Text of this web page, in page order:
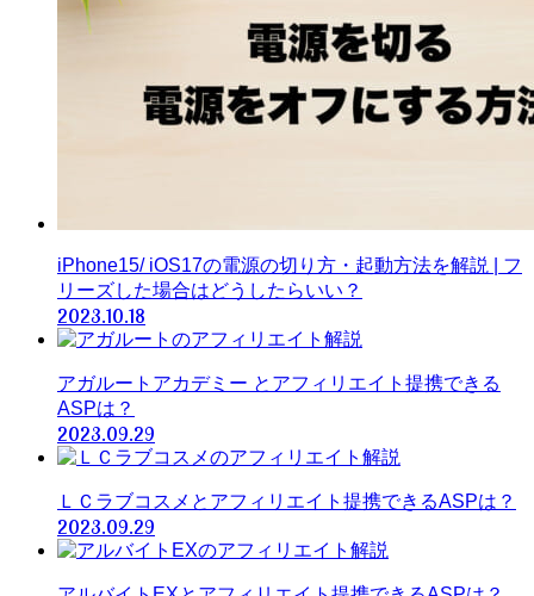
iPhone15/ iOS17の電源の切り方・起動方法を解説 | フ
リーズした場合はどうしたらいい？
2023.10.18
アガルートアカデミー とアフィリエイト提携できる
ASPは？
2023.09.29
ＬＣラブコスメとアフィリエイト提携できるASPは？
2023.09.29